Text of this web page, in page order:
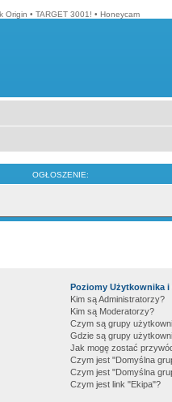
Origin • TARGET 3001! • Honeycam
OGŁOSZENIE:
Poziomy Użytkownika i
Kim są Administratorzy?
Kim są Moderatorzy?
Czym są grupy
Gdzie są grupy
Jak mogę zostać
Czym jest "Domyślna
Czym jest "Domyślna
Czym jest link "Ekipa"?